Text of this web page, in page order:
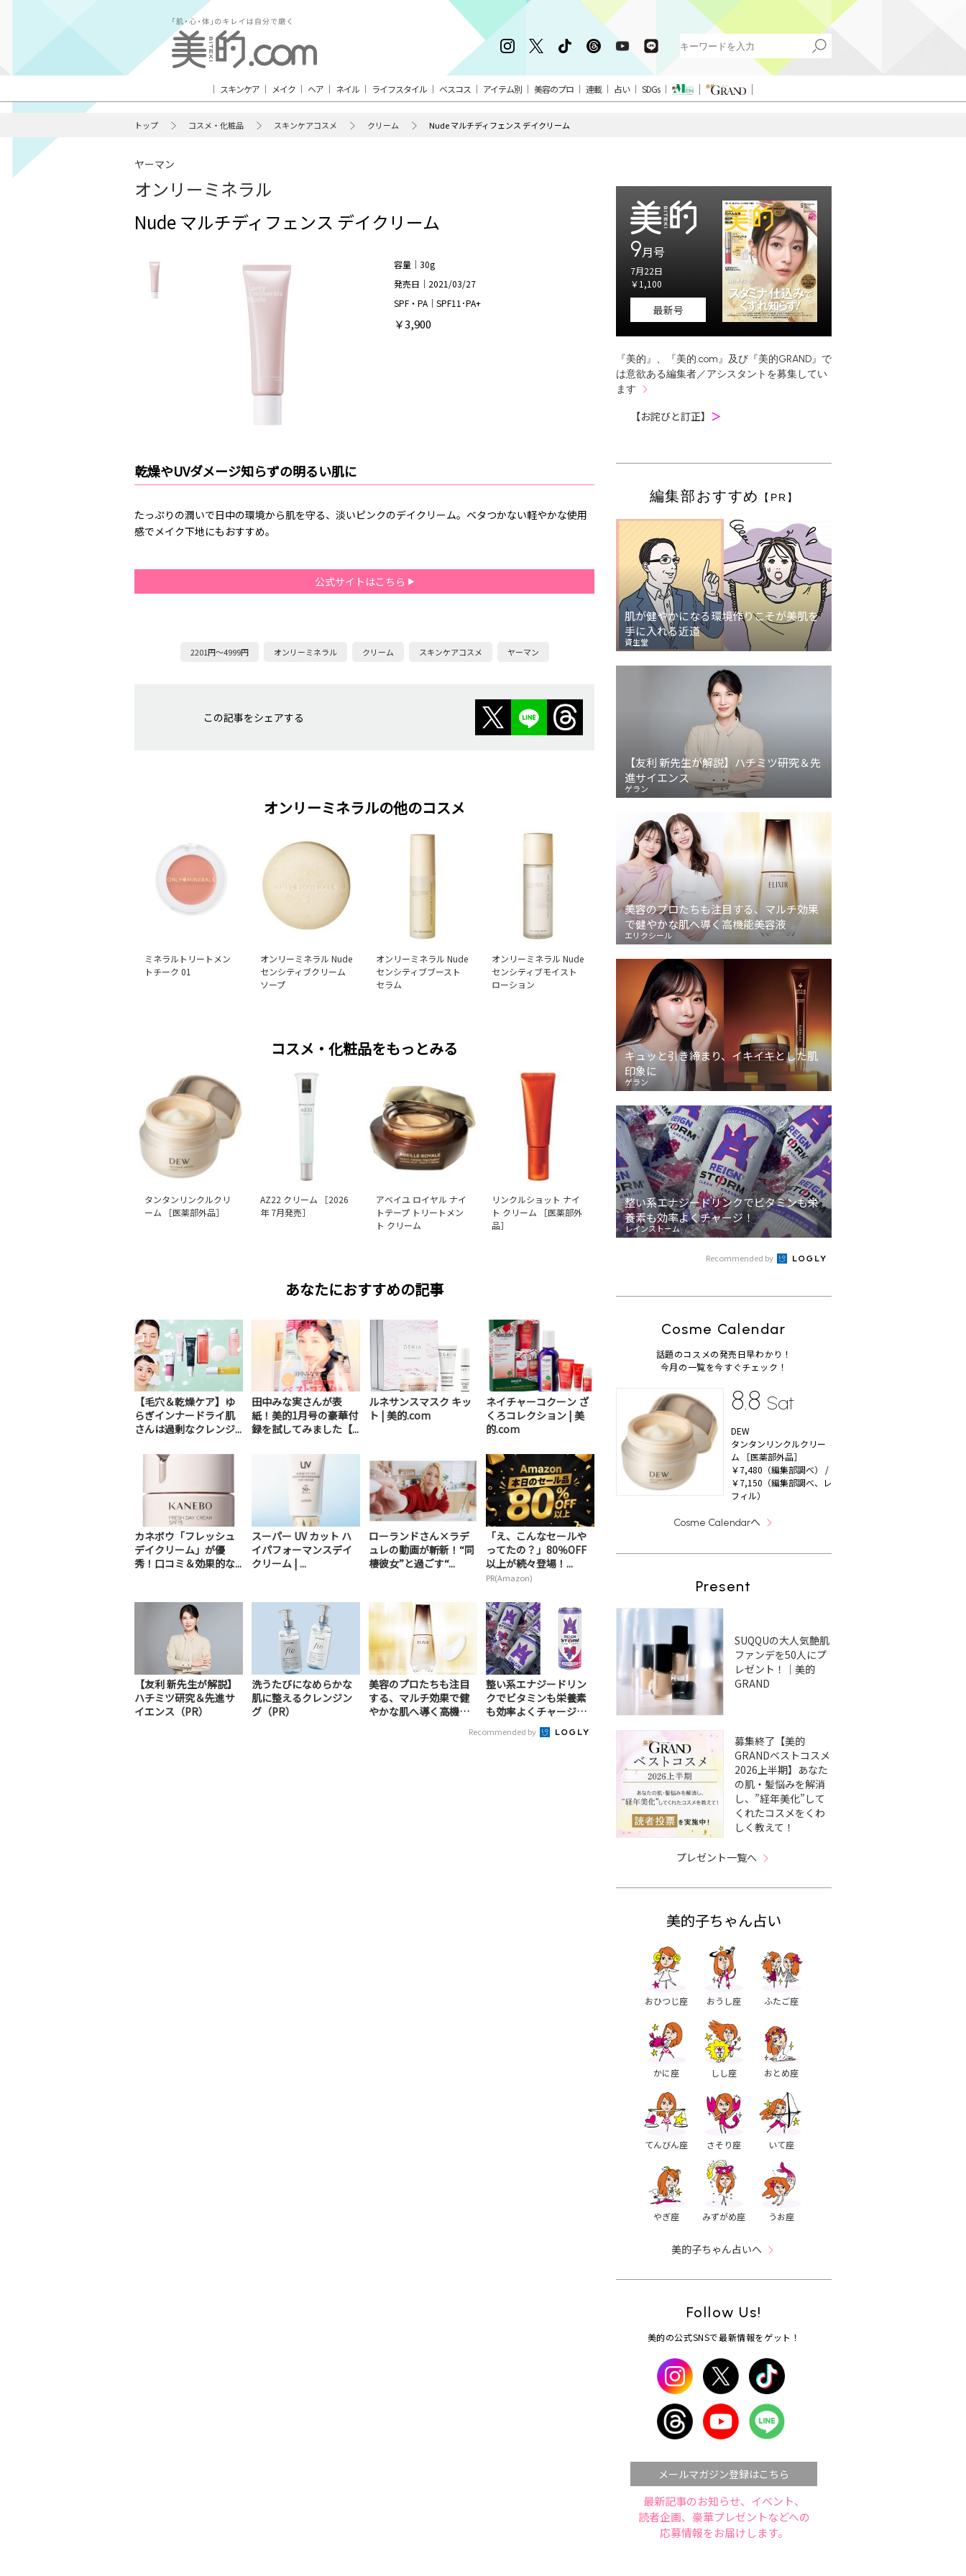
スキンケア メイク ヘア ネイル ライフスタイル ベスコス アイテム別 美容のプロ 連載 占い SDGs
トップ コスメ・化粧品 スキンケアコスメ クリーム Nude マルチディフェンス デイクリーム
ヤーマン
オンリーミネラル
Nude マルチディフェンス デイクリーム
容量｜30g
発売日｜2021/03/27
SPF・PA｜SPF11･PA+
￥3,900
乾燥やUVダメージ知らずの明るい肌に
たっぷりの潤いで日中の環境から肌を守る、淡いピンクのデイクリーム。ベタつかない軽やかな使用
感でメイク下地にもおすすめ。
公式サイトはこちら
2201円～4999円 オンリーミネラル クリーム スキンケアコスメ ヤーマン
この記事をシェアする
オンリーミネラルの他のコスメ
ミネラルトリートメン
トチーク 01
オンリーミネラル Nude
センシティブクリーム
ソープ
オンリーミネラル Nude
センシティブブースト
セラム
オンリーミネラル Nude
センシティブモイスト
ローション
コスメ・化粧品をもっとみる
タンタンリンクルクリ
ーム ［医薬部外品］
AZ22 クリーム ［2026
年 7月発売］
アベイユ ロイヤル ナイ
トテープ トリートメン
ト クリーム
リンクルショット ナイ
ト クリーム ［医薬部外
品］
あなたにおすすめの記事
【毛穴＆乾燥ケア】ゆ
らぎインナードライ肌
さんは過剰なクレンジ...
田中みな実さんが表
紙！美的1月号の豪華付
録を試してみました【...
ルネサンスマスク キッ
ト | 美的.com
ネイチャーコクーン ざ
くろコレクション | 美
的.com
カネボウ「フレッシュ
デイクリーム」が優
秀！口コミ＆効果的な...
スーパー UV カット ハ
イパフォーマンスデイ
クリーム | ...
ローランドさん×ラデ
ュレの動画が斬新！“同
棲彼女”と過ごす“...
「え、こんなセールや
ってたの？」80％OFF
以上が続々登場！...
PR(Amazon)
【友利 新先生が解説】
ハチミツ研究＆先進サ
イエンス（PR）
洗うたびになめらかな
肌に整えるクレンジン
グ（PR）
美容のプロたちも注目
する、マルチ効果で健
やかな肌へ導く高機能
整い系エナジードリン
クでビタミンも栄養素
も効率よくチャージ！
Recommended by
9月号
7月22日
￥1,100
最新号
『美的』、『美的.com』及び『美的GRAND』で
は意欲ある編集者／アシスタントを募集してい
ます
【お詫びと訂正】 ＞
編集部おすすめ 【PR】
肌が健やかになる環境作りこそが美肌を
手に入れる近道
資生堂
【友利 新先生が解説】ハチミツ研究＆先
進サイエンス
ゲラン
美容のプロたちも注目する、マルチ効果
で健やかな肌へ導く高機能美容液
エリクシール
キュッと引き締まり、イキイキとした肌
印象に
ゲラン
整い系エナジードリンクでビタミンも栄
養素も効率よくチャージ！
レインストーム
Recommended by
Cosme Calendar
話題のコスメの発売日早わかり！
今月の一覧を今すぐチェック！
8.8 Sat
DEW
タンタンリンクルクリー
ム ［医薬部外品］
￥7,480（編集部調べ） /
￥7,150（編集部調べ、レ
フィル）
Cosme Calendarへ
Present
SUQQUの大人気艶肌
ファンデを50人にプ
レゼント！｜美的
GRAND
募集終了【美的
GRANDベストコスメ
2026上半期】あなた
の肌・髪悩みを解消
し、”経年美化”して
くれたコスメをくわ
しく教えて！
プレゼント一覧へ
美的子ちゃん占い
おひつじ座 おうし座 ふたご座
かに座 しし座 おとめ座
てんびん座 さそり座 いて座
やぎ座 みずがめ座 うお座
美的子ちゃん占いへ
Follow Us!
美的の公式SNSで最新情報をゲット！
メールマガジン登録はこちら
最新記事のお知らせ、イベント、
読者企画、豪華プレゼントなどへの
応募情報をお届けします。